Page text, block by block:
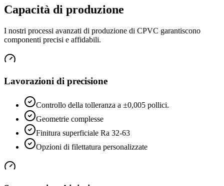
Capacità di produzione
I nostri processi avanzati di produzione di CPVC garantiscono
componenti precisi e affidabili.
Lavorazioni di precisione
Controllo della tolleranza a ±0,005 pollici.
Geometrie complesse
Finitura superficiale Ra 32-63
Opzioni di filettatura personalizzate